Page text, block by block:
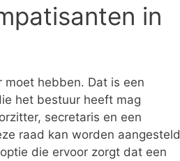
in
hebben. Dat is een
het bestuur heeft mag
secretaris en een
raad kan worden aangesteld
die ervoor zorgt dat een